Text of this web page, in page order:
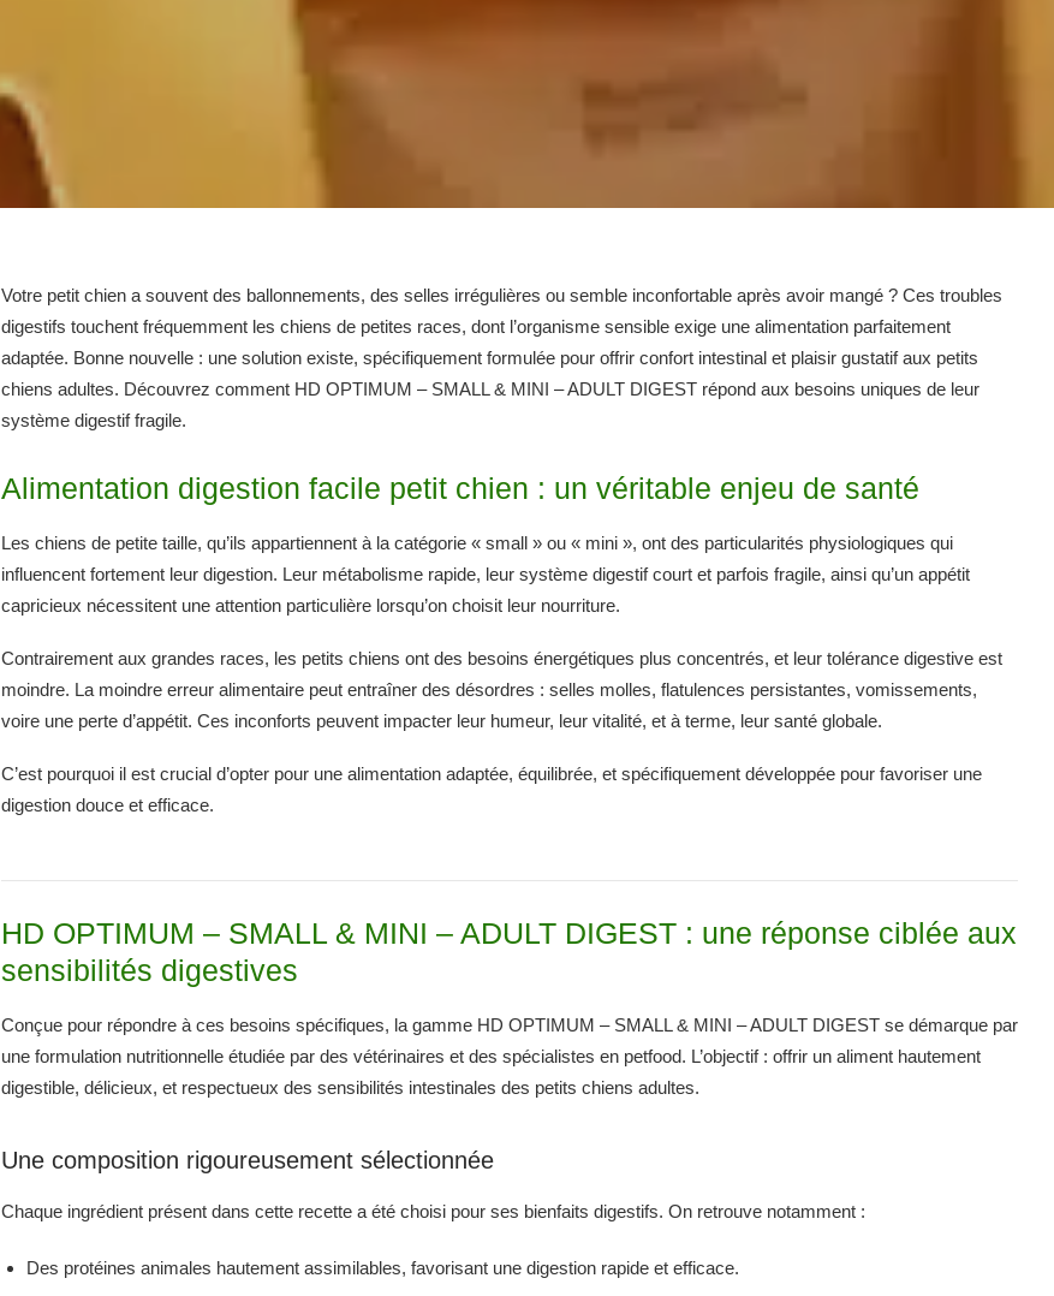
Votre petit chien a souvent des ballonnements, des selles irrégulières ou semble inconfortable après avoir mangé ? Ces troubles
digestifs touchent fréquemment les chiens de petites races, dont l’organisme sensible exige une alimentation parfaitement
adaptée. Bonne nouvelle : une solution existe, spécifiquement formulée pour offrir confort intestinal et plaisir gustatif aux petits
chiens adultes. Découvrez comment HD OPTIMUM – SMALL & MINI – ADULT DIGEST répond aux besoins uniques de leur
système digestif fragile.
Alimentation digestion facile petit chien : un véritable enjeu de santé
Les chiens de petite taille, qu’ils appartiennent à la catégorie « small » ou « mini », ont des particularités physiologiques qui
influencent fortement leur digestion. Leur métabolisme rapide, leur système digestif court et parfois fragile, ainsi qu’un appétit
capricieux nécessitent une attention particulière lorsqu’on choisit leur nourriture.
Contrairement aux grandes races, les petits chiens ont des besoins énergétiques plus concentrés, et leur tolérance digestive est
moindre. La moindre erreur alimentaire peut entraîner des désordres : selles molles, flatulences persistantes, vomissements,
voire une perte d’appétit. Ces inconforts peuvent impacter leur humeur, leur vitalité, et à terme, leur santé globale.
C’est pourquoi il est crucial d’opter pour une alimentation adaptée, équilibrée, et spécifiquement développée pour favoriser une
digestion douce et efficace.
HD OPTIMUM – SMALL & MINI – ADULT DIGEST : une réponse ciblée aux
sensibilités digestives
Conçue pour répondre à ces besoins spécifiques, la gamme HD OPTIMUM – SMALL & MINI – ADULT DIGEST se démarque par
une formulation nutritionnelle étudiée par des vétérinaires et des spécialistes en petfood. L’objectif : offrir un aliment hautement
digestible, délicieux, et respectueux des sensibilités intestinales des petits chiens adultes.
Une composition rigoureusement sélectionnée
Chaque ingrédient présent dans cette recette a été choisi pour ses bienfaits digestifs. On retrouve notamment :
Des protéines animales hautement assimilables, favorisant une digestion rapide et efficace.